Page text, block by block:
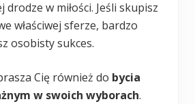
drodze w miłości. Jeśli skupisz
właściwej sferze, bardzo
osobisty sukces.
Cię również do bycia
w swoich wyborach.